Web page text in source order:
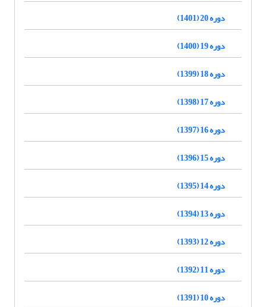
دوره 20 (1401)
دوره 19 (1400)
دوره 18 (1399)
دوره 17 (1398)
دوره 16 (1397)
دوره 15 (1396)
دوره 14 (1395)
دوره 13 (1394)
دوره 12 (1393)
دوره 11 (1392)
دوره 10 (1391)